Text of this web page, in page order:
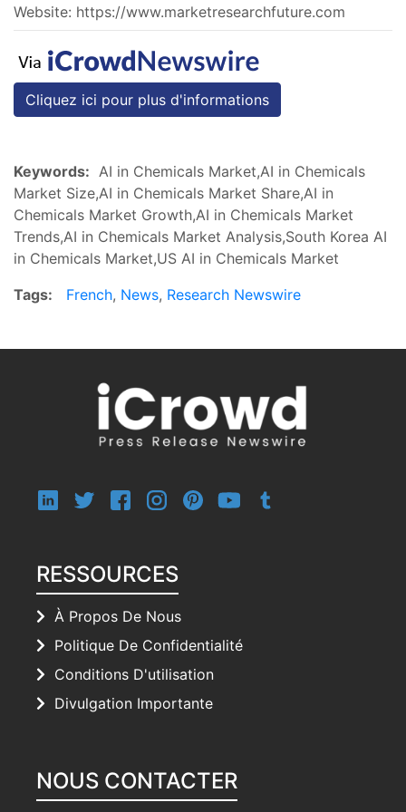
Website: https://www.marketresearchfuture.com
Cliquez ici pour plus d'informations
Keywords: AI in Chemicals Market,AI in Chemicals
Market Size,AI in Chemicals Market Share,AI in
Chemicals Market Growth,AI in Chemicals Market
Trends,AI in Chemicals Market Analysis,South Korea AI
in Chemicals Market,US AI in Chemicals Market
Tags:
French, News, Research Newswire
RESSOURCES
À Propos De Nous
Politique De Confidentialité
Conditions D'utilisation
Divulgation Importante
NOUS CONTACTER